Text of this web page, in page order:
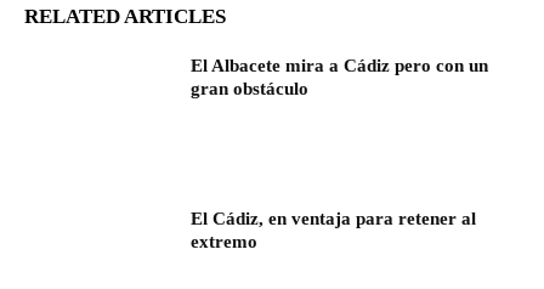
RELATED ARTICLES
El Albacete mira a Cádiz pero con un
gran obstáculo
El Cádiz, en ventaja para retener al
extremo